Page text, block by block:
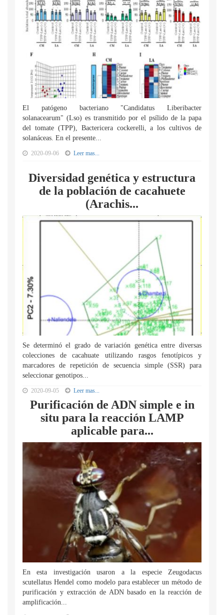
El patógeno bacteriano "Candidatus Liberibacter
solanacearum" (Lso) es transmitido por el psílido de la papa
del tomate (TPP), Bactericera cockerelli, a los cultivos de
solanáceas. En el presente...
2020-09-06 Leer mas...
Diversidad genética y estructura
de la población de cacahuete
(Arachis...
Se determinó el grado de variación genética entre diversas
colecciones de cacahuate utilizando rasgos fenotípicos y
marcadores de repetición de secuencia simple (SSR) para
seleccionar genotipos...
2020-09-05 Leer mas...
Purificación de ADN simple e in
situ para la reacción LAMP
aplicable para...
En esta investigación usaron a la especie Zeugodacus
scutellatus Hendel como modelo para establecer un método de
purificación y extracción de ADN basado en la reacción de
amplificación...